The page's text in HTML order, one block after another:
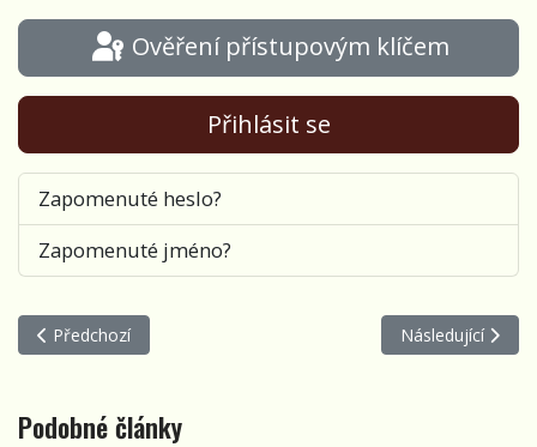
Ověření přístupovým klíčem
Přihlásit se
Zapomenuté heslo?
Zapomenuté jméno?
Předchozí článek: Country na kolejích
Předchozí Další článek:
Následující
Podobné články